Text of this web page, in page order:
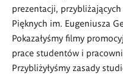
prezentacji,
Pięknych im. Eugeniusza
Pokazałyśmy filmy
prace studentów i
Przybliżyłyśmy zasady